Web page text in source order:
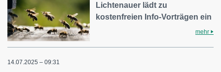
Lichtenauer lädt zu
kostenfreien Info-Vorträgen ein
mehr
14.07.2025 – 09:31